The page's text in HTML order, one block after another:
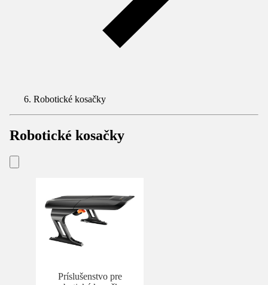
Robotické kosačky
Robotické kosačky
Príslušenstvo pre